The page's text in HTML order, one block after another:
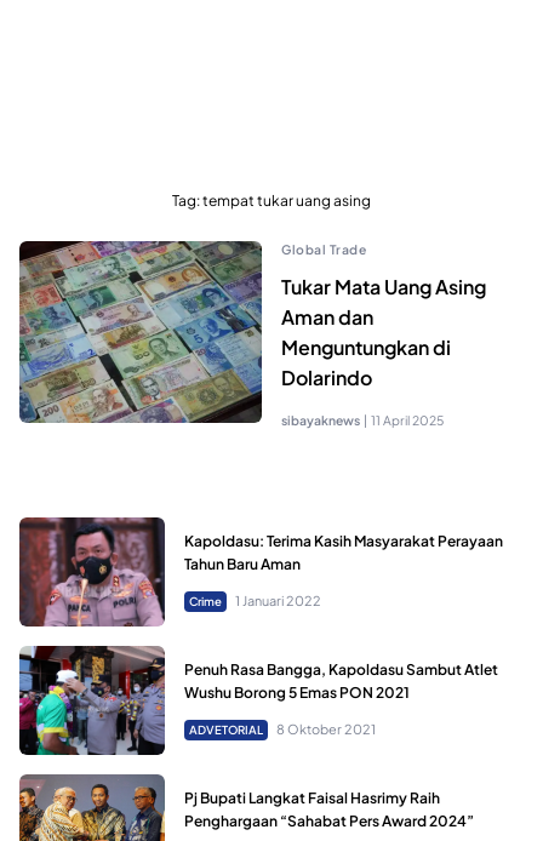
Tag:tempat tukar uang asing
Global Trade
Tukar Mata Uang Asing
Aman dan
Menguntungkan di
Dolarindo
sibayaknews | 11 April 2025
Kapoldasu: Terima Kasih Masyarakat Perayaan
Tahun Baru Aman
Crime 1 Januari 2022
Penuh Rasa Bangga, Kapoldasu Sambut Atlet
Wushu Borong 5 Emas PON 2021
ADVETORIAL 8 Oktober 2021
Pj Bupati Langkat Faisal Hasrimy Raih
Penghargaan “Sahabat Pers Award 2024”